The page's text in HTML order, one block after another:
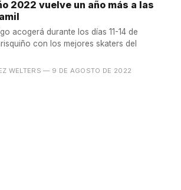
2022 vuelve un año más a las
acogerá durante los días 11-14 de
con los mejores skaters del
WELTERS — 9 DE AGOSTO DE 2022